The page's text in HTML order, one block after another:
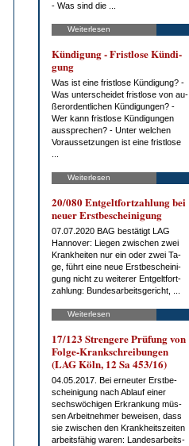
- Was sind die ...
Weiterlesen
Kün­di­gung - Frist­lo­se Kün­di­
gung
Was ist ei­ne frist­lo­se Kün­di­gung? -
Was un­ter­schei­det frist­lo­se von au­
ßer­or­dent­li­chen Kün­di­gun­gen? -
Wer kann frist­lo­se Kün­di­gun­gen
aus­spre­chen? - Un­ter wel­chen
Vor­aus­set­zun­gen ist ei­ne frist­lo­se
Weiterlesen
20/080 Ent­gelt­fort­zah­lung bei
neu­er Erst­be­schei­ni­gung
07.07.2020 BAG be­stä­tigt LAG
Han­no­ver: Lie­gen zwi­schen zwei
Krank­hei­ten nur ein oder zwei Ta­
ge, führt ei­ne neue Erst­be­schei­ni­
gung nicht zu wei­te­rer Ent­gelt­fort­
zah­lung: Bun­des­ar­beits­ge­richt, ...
Weiterlesen
17/123 Stren­ge­re Prü­fung von
Fol­ge-Krank­schrei­bun­gen
(LAG Köln, 12 Sa 453/16)
04.05.2017. Bei er­neu­ter Erst­be­
schei­ni­gung nach Ab­lauf ei­ner
sechs­wö­chi­gen Er­kran­kung müs­
sen Ar­beit­neh­mer be­wei­sen, dass
sie zwi­schen den Krank­heits­zei­ten
ar­beits­fä­hig wa­ren: Lan­des­ar­beits­